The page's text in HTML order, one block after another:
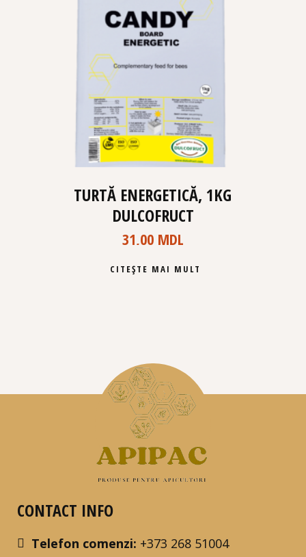
TURTĂ ENERGETICĂ, 1KG
DULCOFRUCT
31,00 MDL
CITEȘTE MAI MULT
CONTACT INFO
Telefon comenzi: +373 268 51004